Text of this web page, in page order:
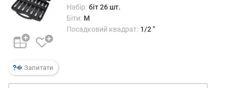
z
i
r
i
)
(
Запитати
Набір: біт 26 шт.
Біти: M
Посадковий квадрат: 1/2 "